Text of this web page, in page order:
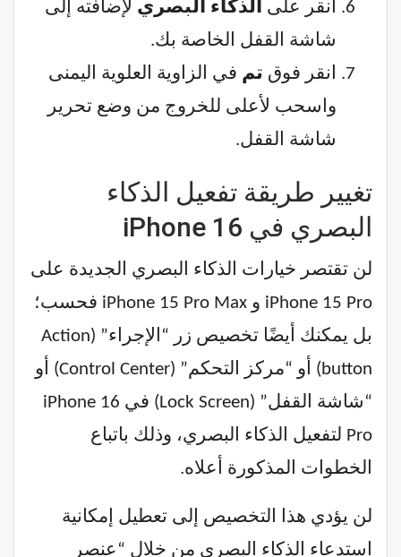
انقر على الذكاء البصري لإضافته إلى
شاشة القفل الخاصة بك.
انقر فوق تم في الزاوية العلوية اليمنى
واسحب لأعلى للخروج من وضع تحرير
شاشة القفل.
تغيير طريقة تفعيل الذكاء
البصري في iPhone 16
لن تقتصر خيارات الذكاء البصري الجديدة على
iPhone 15 Pro و iPhone 15 Pro Max فحسب؛
بل يمكنك أيضًا تخصيص زر “الإجراء” (Action
button) أو “مركز التحكم” (Control Center) أو
“شاشة القفل” (Lock Screen) في iPhone 16
Pro لتفعيل الذكاء البصري، وذلك باتباع
الخطوات المذكورة أعلاه.
لن يؤدي هذا التخصيص إلى تعطيل إمكانية
استدعاء الذكاء البصري من خلال “عنصر